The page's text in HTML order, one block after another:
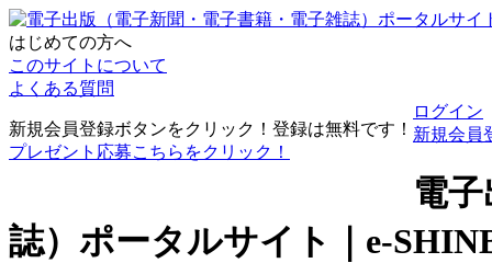
はじめての方へ
このサイトについて
よくある質問
新規会員登録ボタンをクリック！登録は無料です！
プレゼント応募こちらをクリック！
ログイン
新規会員
電
誌）ポータルサイト｜e-